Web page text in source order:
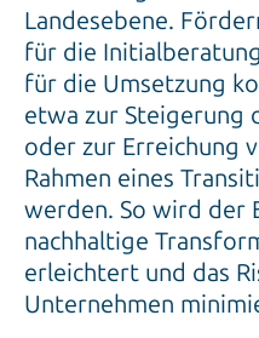
Landesebene.
für die
für die Umsetzung
etwa zur Steigerung
oder zur Erreichung
Rahmen eines
werden. So wird der
nachhaltige
erleichtert und das
Unternehmen